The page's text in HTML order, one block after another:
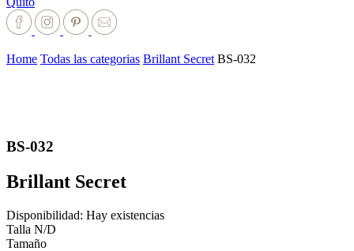
Home Todas las categorias Brillant Secret BS-032
BS-032
Brillant Secret
Disponibilidad: Hay existencias
Talla N/D
Tamaño